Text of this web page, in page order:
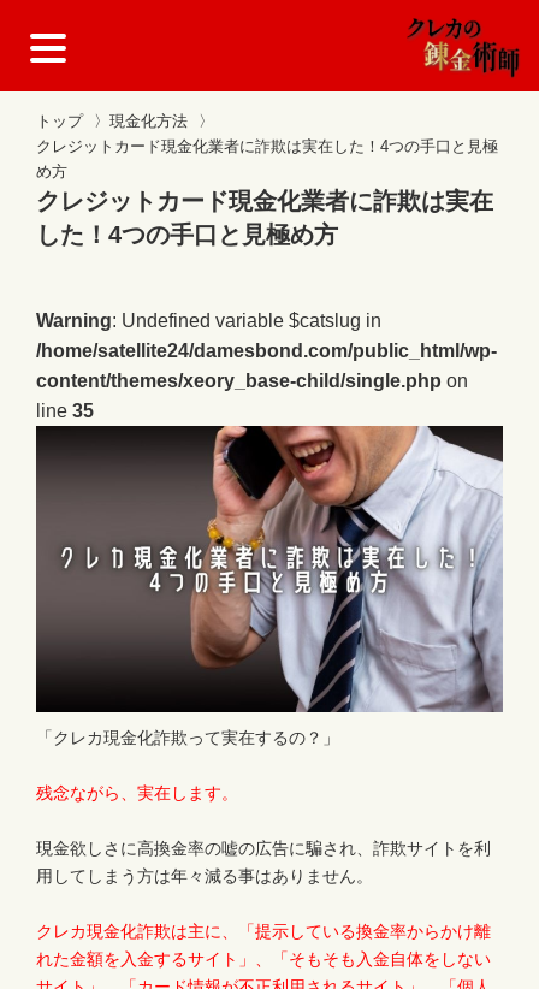
トップ 〉 現金化方法
〉
クレジットカード現金化業者に詐欺は実在した！4つの手口と見極
め方
クレジットカード現金化業者に詐欺は実在
した！4つの手口と見極め方
Warning: Undefined variable $catslug in
/home/satellite24/damesbond.com/public_html/wp-
content/themes/xeory_base-child/single.php on
line 35
「クレカ現金化詐欺って実在するの？」
残念ながら、実在します。
現金欲しさに高換金率の嘘の広告に騙され、詐欺サイトを利
用してしまう方は年々減る事はありません。
クレカ現金化詐欺は主に、「提示している換金率からかけ離
れた金額を入金するサイト」、「そもそも入金自体をしない